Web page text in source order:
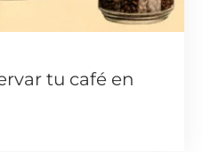
tu café en